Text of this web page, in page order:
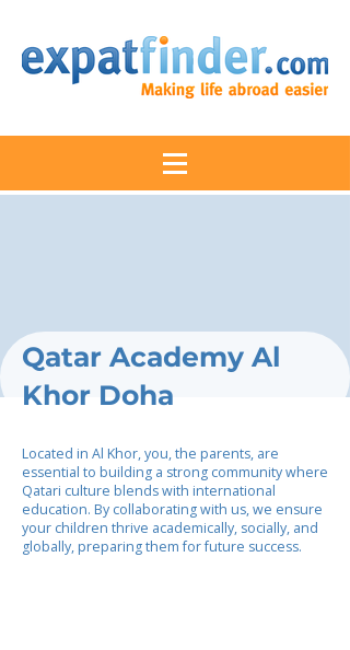
Qatar Academy Al
Khor Doha
Located in Al Khor, you, the parents, are
essential to building a strong community where
Qatari culture blends with international
education. By collaborating with us, we ensure
your children thrive academically, socially, and
globally, preparing them for future success.